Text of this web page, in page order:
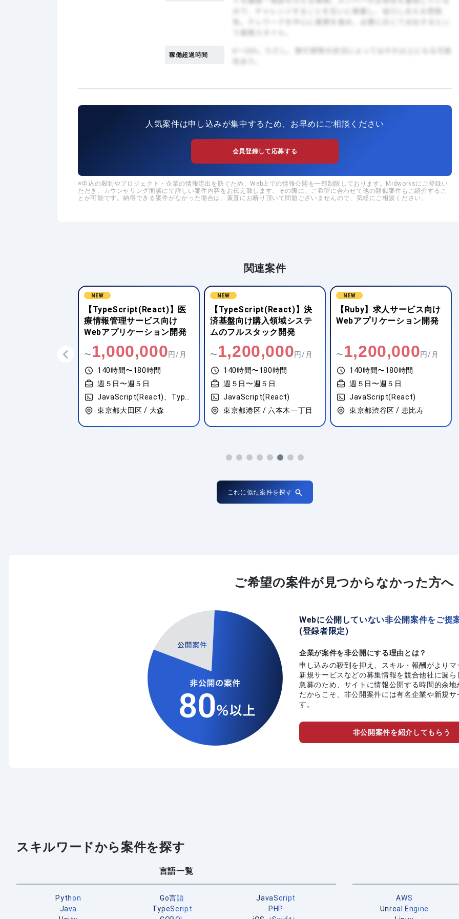
稼働超過時間
人気案件は申し込みが集中するため、お早めにご相談ください
会員登録して応募する
申込の殺到やプロジェクト・企業の情報流出を防ぐため、Web上での情報公開を一部制限しております。Midworksにご登録い
ただき、カウンセリング面談にて詳しい案件内容をお伝え致します。その際に、ご希望に合わせて他の類似案件もご紹介するこ
とが可能です。納得できる案件がなかった場合は、素直にお断り頂いて問題ございませんので、気軽にご相談ください。
関連案件
NEW
【TypeScript(React)】医
療情報管理サービス向け
Webアプリケーション開発
〜 1,000,000円/月
140時間〜180時間
週５日〜週５日
東京都大田区 / 大森
NEW
【TypeScript(React)】決
済基盤向け購入領域システ
ムのフルスタック開発
〜 1,200,000円/月
140時間〜180時間
週５日〜週５日
JavaScript(React)
東京都港区 / 六本木一丁目
NEW
【Ruby】求人サービス向け
Webアプリケーション開発
〜 1,200,000円/月
140時間〜180時間
週５日〜週５日
JavaScript(React)
東京都渋谷区 / 恵比寿
これに似た案件を探す
ご希望の案件が見つからなかった方へ
Webに公開していない非公開案件をご提
(登録者限定)
企業が案件を非公開にする理由とは？
申し込みの殺到を抑え、スキル・報酬がより
新規サービスなどの募集情報を競合他社に漏ら
急募のため、サイトに情報公開する時間的余地
だからこそ、非公開案件には有名企業や新規サ
す。
非公開案件を紹介してもらう
スキルワードから案件を探す
言語一覧
Python Go言語
JavaScript
Java
TypeScript
PHP
AWS
Unreal Engine